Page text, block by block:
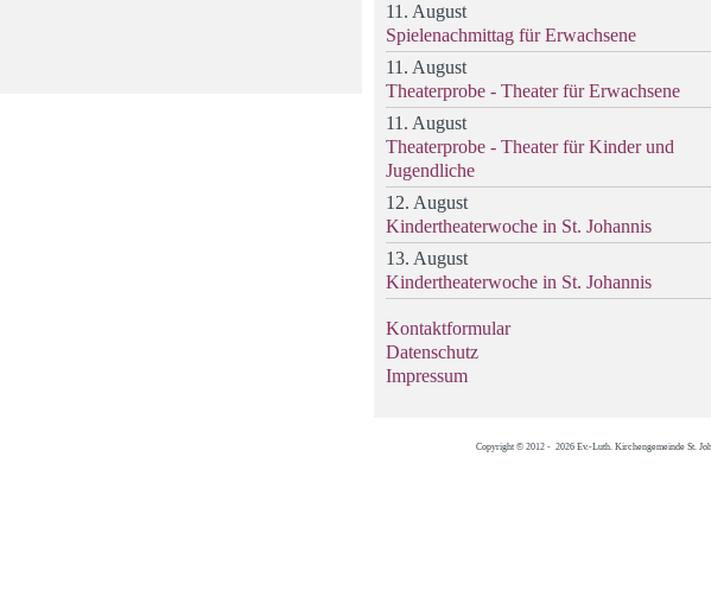
11. August
Spielenachmittag für Erwachsene
11. August
Theaterprobe - Theater für Erwachsene
11. August
Theaterprobe - Theater für Kinder und
Jugendliche
12. August
Kindertheaterwoche in St. Johannis
13. August
Kindertheaterwoche in St. Johannis
Kontaktformular
Datenschutz
Impressum
Copyright © 2012 - 2026 Ev.-Luth. Kirchengemeinde St.